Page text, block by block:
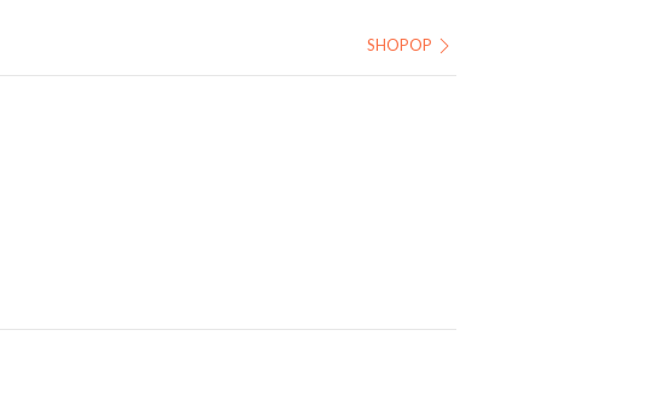
SHOPOP